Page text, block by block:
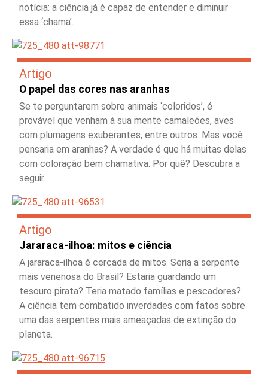
notícia: a ciência já é capaz de entender e diminuir
essa ‘chama’.
Artigo
O papel das cores nas aranhas
Se te perguntarem sobre animais ‘coloridos’, é
provável que venham à sua mente camaleões, aves
com plumagens exuberantes, entre outros. Mas você
pensaria em aranhas? A verdade é que há muitas delas
com coloração bem chamativa. Por quê? Descubra a
seguir.
Artigo
Jararaca-ilhoa: mitos e ciência
A jararaca-ilhoa é cercada de mitos. Seria a serpente
mais venenosa do Brasil? Estaria guardando um
tesouro pirata? Teria matado famílias e pescadores?
A ciência tem combatido inverdades com fatos sobre
uma das serpentes mais ameaçadas de extinção do
planeta.